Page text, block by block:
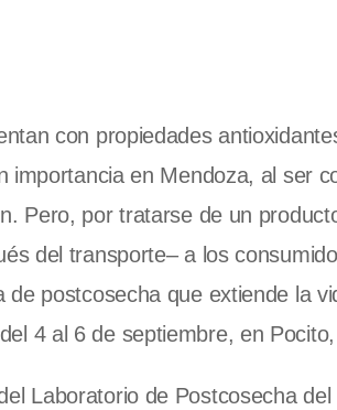
con propiedades
importancia en Mendoza, al ser
Pero, por tratarse de un
del transporte– a los
de postcosecha que extiende la
4 al 6 de septiembre, en
Laboratorio de Postcosecha